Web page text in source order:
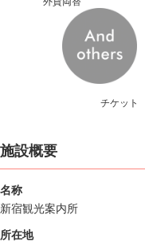
チケット
施設概要
名称
新宿観光案内所
所在地